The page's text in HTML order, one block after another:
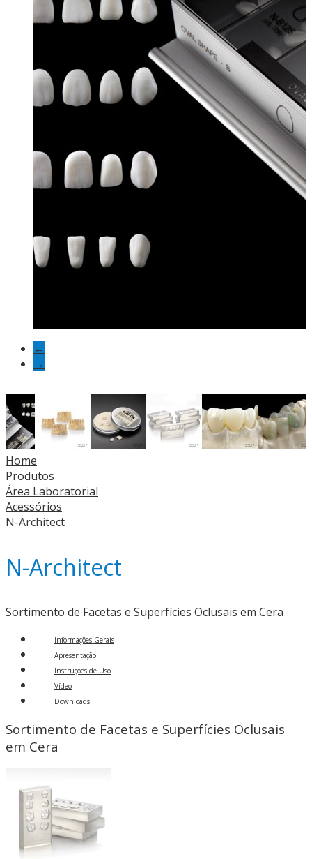
←
→
Home
Produtos
Área Laboratorial
Acessórios
N-Architect
N-Architect
Sortimento de Facetas e Superfícies Oclusais em Cera
Informações Gerais
Apresentação
Instruções de Uso
Vídeo
Downloads
Sortimento de Facetas e Superfícies Oclusais
em Cera